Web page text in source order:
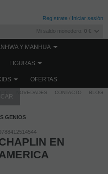
Regístrate / Iniciar sesión
Mi saldo monedero: 0 €
NOVEDADES CONTACTO BLOG
Y MANHUA
FIGURAS
OFERTAS
GENIOS
EN